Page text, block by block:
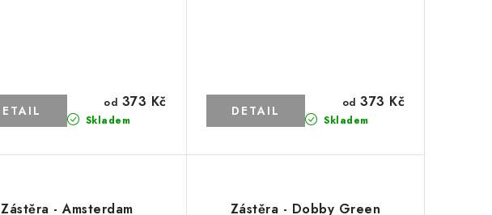
Skladem
od 373 Kč
Skladem
od 373 Kč
Zástěra - Amsterdam Zástěra - Dobby Green